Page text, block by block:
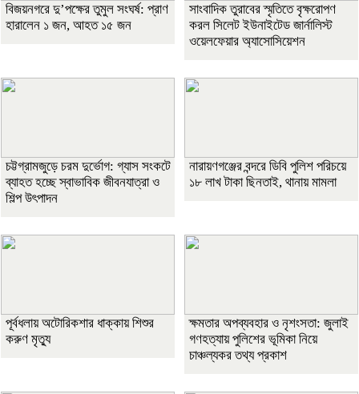
বিজয়নগরে দু’পক্ষের তুমুল সংঘর্ষ: প্রাণ
হারালেন ১ জন, আহত ১৫ জন
সাংবাদিক তুরাবের স্মৃতিতে বৃক্ষরোপণ
করল সিলেট ইউনাইটেড জার্নালিস্ট
ওয়েলফেয়ার অ্যাসোসিয়েশন
চট্টগ্রামজুড়ে চরম দুর্ভোগ: গ্যাস সংকটে
ব্যাহত হচ্ছে স্বাভাবিক জীবনযাত্রা ও
শিল্প উৎপাদন
নারায়ণগঞ্জের বন্দরে ডিবি পুলিশ পরিচয়ে
১৮ লাখ টাকা ছিনতাই, থানায় মামলা
পূর্বধলায় অটোরিকশার ধাক্কায় শিশুর
করুণ মৃত্যু
ক্ষমতার অপব্যবহার ও নৃশংসতা: জুলাই
গণহত্যায় পুলিশের ভূমিকা নিয়ে
চাঞ্চল্যকর তথ্য প্রকাশ